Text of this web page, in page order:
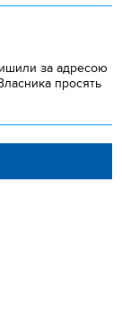
за адресою
просять